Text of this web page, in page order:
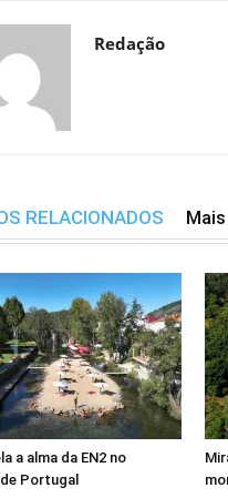
Redação
RELACIONADOS
a alma da EN2 no
Portugal